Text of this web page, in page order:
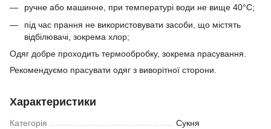
ручне або машинне, при температурі води не вище 40°C;
під час прання не використовувати засоби, що містять
відбілювачі, зокрема хлор;
Одяг добре проходить термообробку, зокрема прасування.
Рекомендуємо прасувати одяг з виворітної сторони.
Характеристики
Категорія Сукня